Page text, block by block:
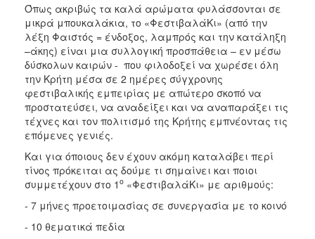
2011
ΔΗΜΟΣ
ΠΟΛΙΤΙΣΜΟΣ
ΑΝΘΕΚΤΙΚΗ
ΠΟΛΗ
Όπως ακριβώς τα καλά αρώματα φυλάσσονται σε
μικρά μπουκαλάκια, το «ΦεστιβαλάΚι» (από την
λέξη Φαιστός = ένδοξος, λαμπρός και την κατάληξη
–άκης) είναι μια συλλογική προσπάθεια – εν μέσω
δύσκολων καιρών - που φιλοδοξεί να χωρέσει όλη
την Κρήτη μέσα σε 2 ημέρες σύγχρονης
φεστιβαλικής εμπειρίας με απώτερο σκοπό να
προστατεύσει, να αναδείξει και να αναπαράξει τις
τέχνες και τον πολιτισμό της Κρήτης εμπνέοντας τις
επόμενες γενιές.
Και για όποιους δεν έχουν ακόμη καταλάβει περί
τίνος πρόκειται ας δούμε τι σημαίνει και ποιοι
συμμετέχουν στο 1 ο «ΦεστιβαλάΚι» με αριθμούς:
- 7 μήνες προετοιμασίας σε συνεργασία με το κοινό
- 10 θεματικά πεδία